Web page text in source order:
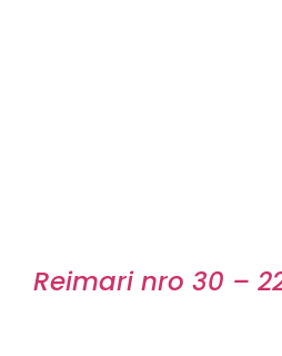
Reimari nro 30 –